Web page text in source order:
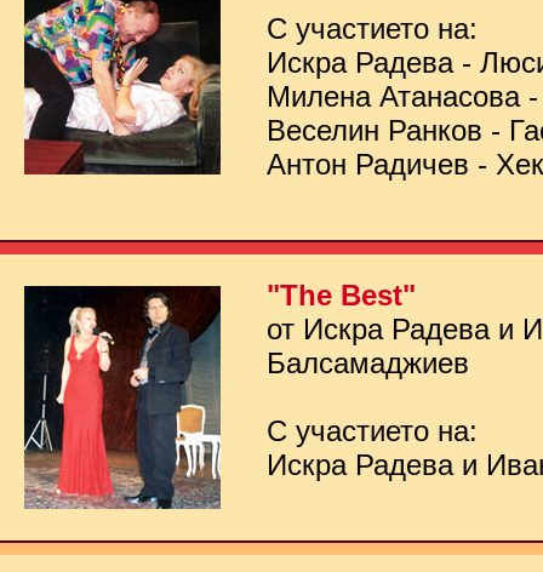
С участието на:
Искра Радева -
Милена Атанасова
Веселин Ранков -
Антон Радичев -
"The Best"
от Искра Радева и
Балсамаджиев
С участието на:
Искра Радева и